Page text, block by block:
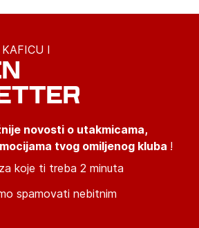
I
novosti o utakmicama,
tvog omiljenog kluba !
koje ti treba 2 minuta
spamovati nebitnim